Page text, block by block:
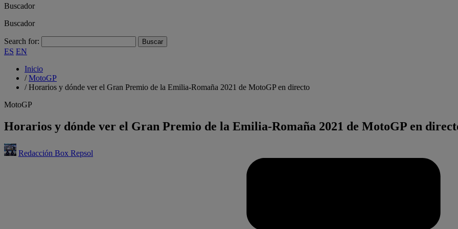
Buscador
Buscador
Search for:
ES EN
Inicio
/MotoGP
/Horarios y dónde ver el Gran Premio de la Emilia-Romaña 2021 de MotoGP en directo
MotoGP
Horarios y dónde ver el Gran Premio de la Emilia-Romaña 2021 de MotoGP en
Redacción Box Repsol